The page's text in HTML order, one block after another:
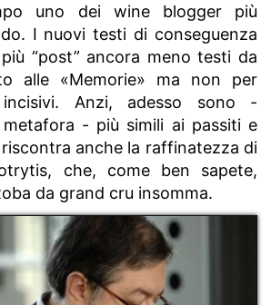
uno dei wine blogger più
I nuovi testi di conseguenza
“post” ancora meno testi da
alle «Memorie» ma non per
Anzi, adesso sono -
- più simili ai passiti e
anche la raffinatezza di
che, come ben sapete,
da grand cru insomma.